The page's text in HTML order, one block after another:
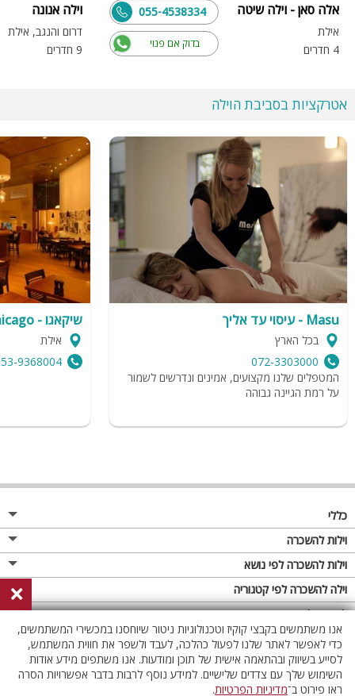
אלה סאן - וילה שיטה
אילת
4 חדרים
בדוק אם פנוי
055-4538334 וילה אנונה
דרום והנגב, אילת
9 חדרים
אטרקציות בסביבת הוילה
Masu - עיסוי עד אליך
בכל הארץ
072-3303000
המטפלים שלנו מקצועים, אמינים ונדרשים לשמור
על רמת הגיינה גבוהה
שיקאגו - chicago
אילת
9368004
כללי
מגזין
פרסום באתר
תקנון
מדיניות פרטיות
וילות להשכרה
וילות בצפון
וילות במרכז
וילות בדרום
וילות באילת
וילות בשרון
וילות באזור החרמון
וילות להשכרה לפי נושא
וילה לזוגות
וילות למשפחות
וילות לציבור הדתי
אירוח דרוזי
וילות למסיבות
וילה להשכרה לפי קטגוריה
וילות עם בריכה
וילה עם בריכה מחוממת
וילה עם בריכה מחוממת מקורה
וילות עם סאונה
לופטים להשכרה
לופט
לופטים בצפון
לופטים בדרום
×
אנו משתמשים בקבצי קוקיז וטכנולוגיות ניטור שיוחסנו במכשירי המשתמשים,
כדי לאפשר לאתר שלנו לפעול כהלכה, לעבד ולשפר את חווית המשתמש,
לסייע בשיווק ובהתאמה אישית של תוכן ומודעות. אנו משתפים מידע אודות
השימוש שלך עם צדדים שלישיים. למידע נוסף לרבות בדבר אפשרויות הסרה
ראו פירוט ב־מדיניות הפרטיות.